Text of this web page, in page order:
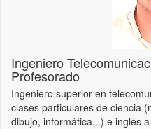
Ingeniero
Profesorado
Ingeniero superior en
clases particulares de ciencia
dibujo, informática...) e inglés